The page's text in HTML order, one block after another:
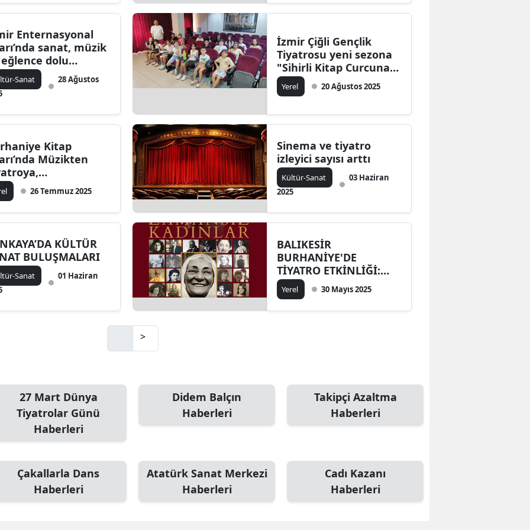
Enternasyonal
sanat, müzik
dolu
programları
oldu
Sanat
28 Ağustos
İzmir Çiğli Gençlik
Tiyatrosu yeni sezona
"Sihirli Kitap Curcuna
Orman Ülkesi" ile
merhaba dedi
Yerel 20 Ağustos 2025
Kitap
Müzikten
Kültür Şöleni
Ediyor
26 Temmuz 2025
Sinema ve tiyatro
izleyici sayısı arttı
Kültür-Sanat
03 Haziran
2025
KÜLTÜR
BULUŞMALARI
Sanat
01 Haziran
BALIKESİR
BURHANİYE'DE
TİYATRO ETKİNLİĞİ:
“ZAMANSIZ KADINLAR”
Yerel 30 Mayıs 2025
>
27 Mart Dünya
Tiyatrolar Günü
Haberleri
Didem Balçın
Haberleri
Takipçi Azaltma
Haberleri
Çakallarla Dans
Haberleri
Atatürk Sanat Merkezi
Haberleri
Cadı Kazanı
Haberleri